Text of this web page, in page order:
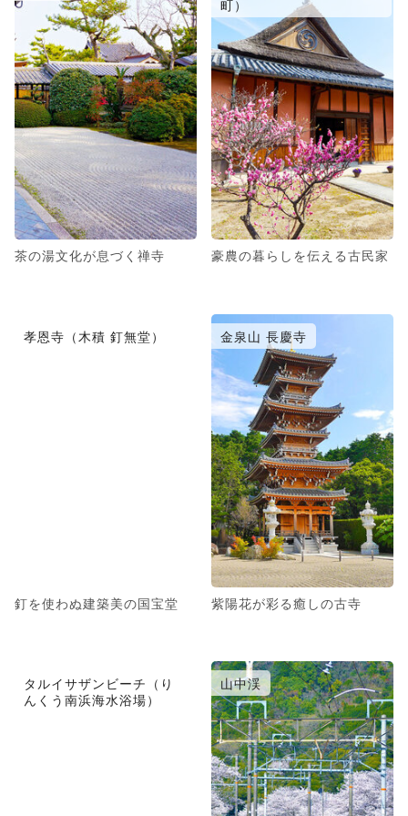
茶の湯文化が息づく禅寺
町）
豪農の暮らしを伝える古民家
孝恩寺（木積 釘無堂）
釘を使わぬ建築美の国宝堂
金泉山 長慶寺
紫陽花が彩る癒しの古寺
タルイサザンビーチ（り
んくう南浜海水浴場）
山中渓